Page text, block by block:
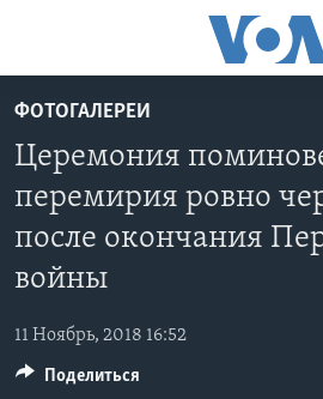
на
основной
контент
Перейти
основной
Перейти
ПРОГРАММЫ
АМЕРИКА
ПОЧЕМУ ЭТО ВАЖНО?
ДИСКУССИЯ VOA
ПРОЕКТЫ
А КАК В АМЕРИКЕ?
АРТЕФАКТЫ
ФАКТЫ ПРОТИВ ФЕЙКОВ
ЗА СВОБОДУ ПРЕССЫ
ФОТОГАЛЕРЕИ
Церемония
перемирия ровно
после окончания
войны
11 Ноябрь, 2018 16:52
Поделиться